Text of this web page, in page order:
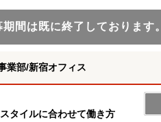
間は既に終了しております。
業部/新宿オフィス
タイルに合わせて働き方